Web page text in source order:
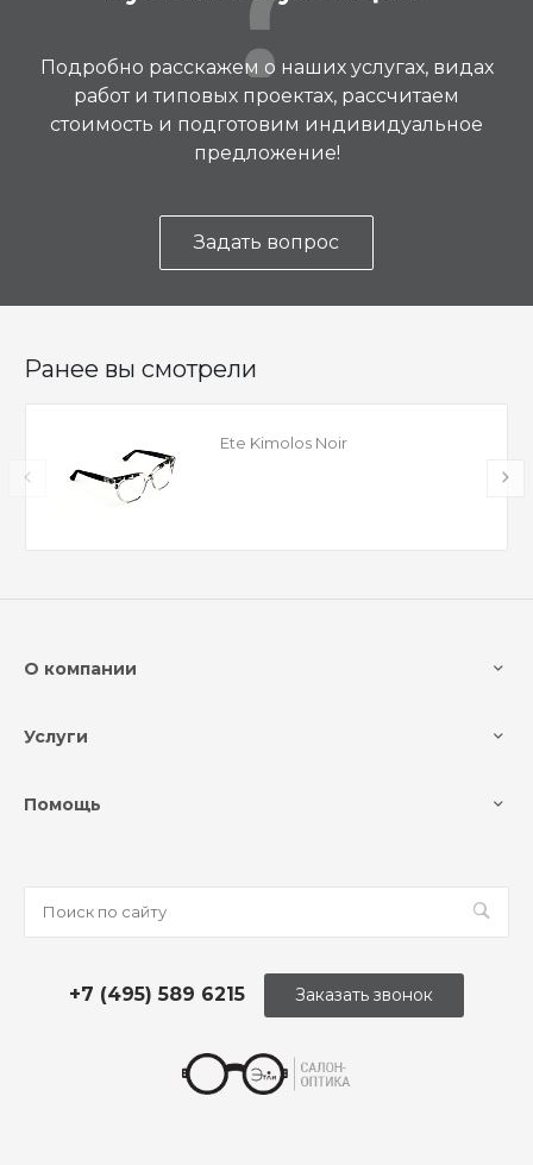
Подробно расскажем о наших услугах, видах
работ и типовых проектах, рассчитаем
стоимость и подготовим индивидуальное
предложение!
Задать вопрос
Ранее вы смотрели
Ete Kimolos Noir
О компании
Услуги
Помощь
+7 (495) 589 6215 Заказать звонок